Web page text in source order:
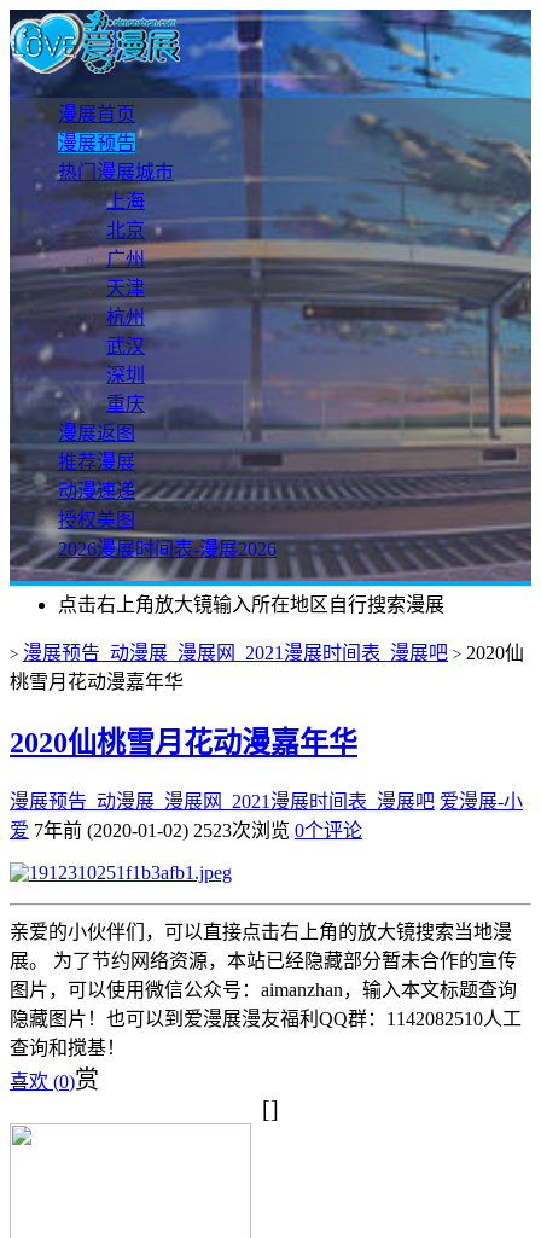
漫展首页
漫展预告
热门漫展城市
上海
北京
广州
天津
杭州
武汉
深圳
重庆
漫展返图
推荐漫展
动漫速递
授权美图
2026漫展时间表-漫展2026
点击右上角放大镜输入所在地区自行搜索漫展
> 漫展预告_动漫展_漫展网_2021漫展时间表_漫展吧 > 2020仙
桃雪月花动漫嘉年华
2020仙桃雪月花动漫嘉年华
漫展预告_动漫展_漫展网_2021漫展时间表_漫展吧 爱漫展-小
爱 7年前 (2020-01-02) 2523次浏览 0个评论
亲爱的小伙伴们，可以直接点击右上角的放大镜搜索当地漫
展。 为了节约网络资源，本站已经隐藏部分暂未合作的宣传
图片，可以使用微信公众号：aimanzhan，输入本文标题查询
隐藏图片！也可以到爱漫展漫友福利QQ群：1142082510人工
查询和搅基！
喜欢 (0)赏
[]